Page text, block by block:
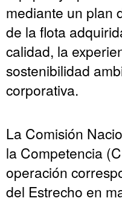
mediante un plan
de la flota
calidad, la
sostenibilidad
corporativa.
La Comisión
la Competencia
operación
del Estrecho en